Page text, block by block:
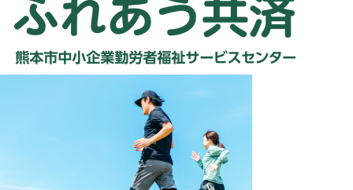
割引協定施設
広告掲載・折込募集
関連リンク
アクセス
個人情報の取扱いについて